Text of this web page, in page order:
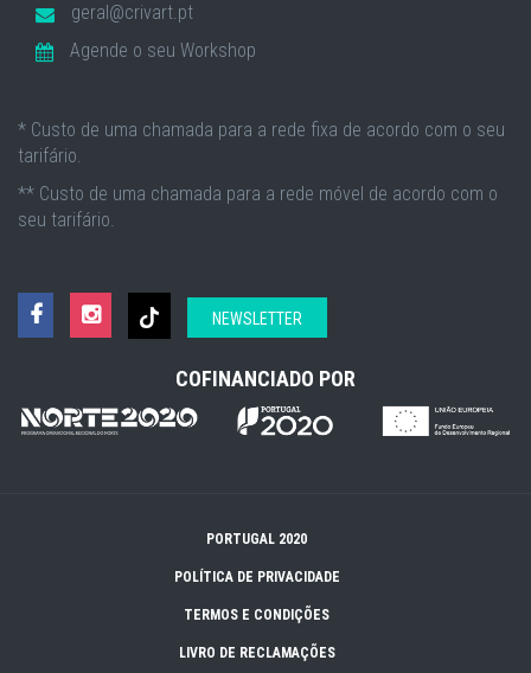
geral@crivart.pt
Agende o seu Workshop
* Custo de uma chamada para a rede fixa de acordo com o seu
tarifário.
** Custo de uma chamada para a rede móvel de acordo com o
seu tarifário.
NEWSLETTER
COFINANCIADO POR
PORTUGAL 2020
POLÍTICA DE PRIVACIDADE
TERMOS E CONDIÇÕES
LIVRO DE RECLAMAÇÕES